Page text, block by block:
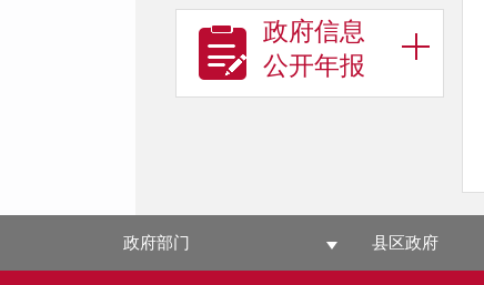
政府信息
公开年报
政府部门 县区政府